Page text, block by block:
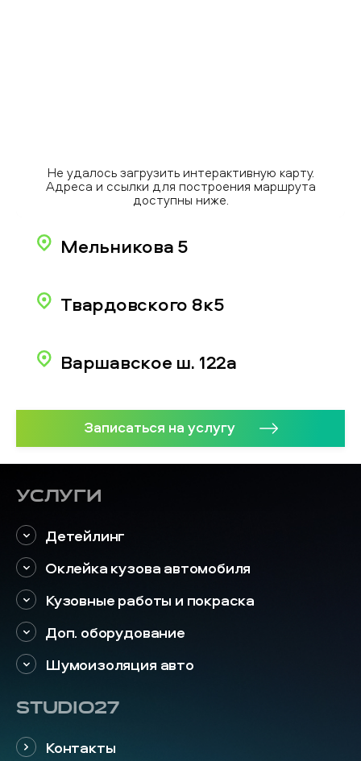
Не удалось загрузить интерактивную карту.
Адреса и ссылки для построения маршрута
доступны ниже.
Мельникова 5
Твардовского 8к5
Варшавское ш. 122а
Записаться на услугу
Услуги
Детейлинг
Оклейка кузова автомобиля
Кузовные работы и покраска
Доп. оборудование
Шумоизоляция авто
STUDIO27
Контакты